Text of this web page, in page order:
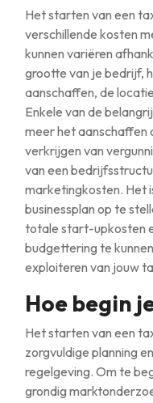
Het starten van een
verschillende kosten
kunnen variëren
grootte van je bedrijf,
aanschaffen, de
Enkele van de
meer het aanschaffen
verkrijgen van
van een
marketingkosten. Het
businessplan op te
totale start-upkosten
budgettering te
exploiteren van jouw
Hoe begin
Het starten van een
zorgvuldige planning
regelgeving. Om te
grondig